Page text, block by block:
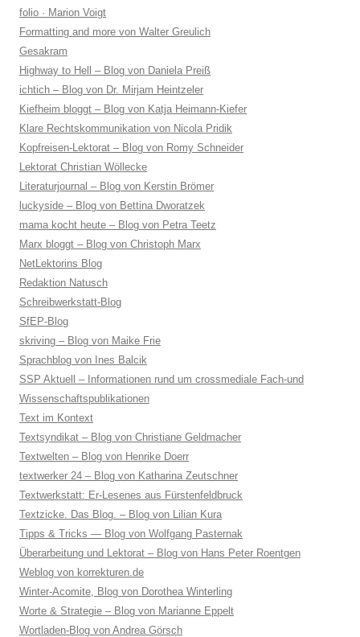
folio · Marion Voigt
Formatting and more von Walter Greulich
Gesakram
Highway to Hell – Blog von Daniela Preiß
ichtich – Blog von Dr. Mirjam Heintzeler
Kiefheim bloggt – Blog von Katja Heimann-Kiefer
Klare Rechtskommunikation von Nicola Pridik
Kopfreisen-Lektorat – Blog von Romy Schneider
Lektorat Christian Wöllecke
Literaturjournal – Blog von Kerstin Brömer
luckyside – Blog von Bettina Dworatzek
mama kocht heute – Blog von Petra Teetz
Marx bloggt – Blog von Christoph Marx
NetLektorins Blog
Redaktion Natusch
Schreibwerkstatt-Blog
SfEP-Blog
skriving – Blog von Maike Frie
Sprachblog von Ines Balcik
SSP Aktuell – Informationen rund um crossmediale Fach-und
Wissenschaftspublikationen
Text im Kontext
Textsyndikat – Blog von Christiane Geldmacher
Textwelten – Blog von Henrike Doerr
textwerker 24 – Blog von Katharina Zeutschner
Textwerkstatt: Er-Lesenes aus Fürstenfeldbruck
Textzicke. Das Blog. – Blog von Lilian Kura
Tipps & Tricks — Blog von Wolfgang Pasternak
Überarbeitung und Lektorat – Blog von Hans Peter Roentgen
Weblog von korrekturen.de
Winter-Acomite, Blog von Dorothea Winterling
Worte & Strategie – Blog von Marianne Eppelt
Wortladen-Blog von Andrea Görsch